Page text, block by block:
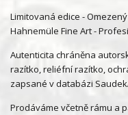
Limitovaná edice -
Hahnemüle Fine Art -
Autenticita chráněna
razítko, reliéfní razítko,
zapsané v databázi
Prodáváme včetně rámu a